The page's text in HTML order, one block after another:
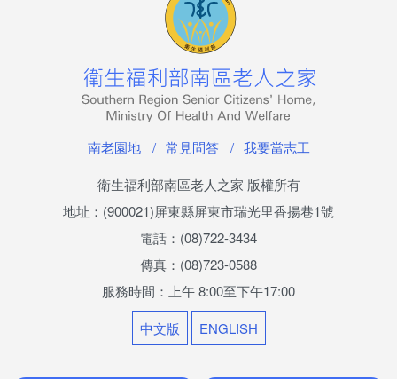
南老志工考核與退場機制
我要當志工及其他
南老園地 常見問答
我要當志工
衛生福利部南區老人之家 版權所有
地址：(900021)屏東縣屏東市瑞光里香揚巷1號
電話：(08)722-3434
傳真：(08)723-0588
服務時間：上午 8:00至下午17:00
中文版
ENGLISH